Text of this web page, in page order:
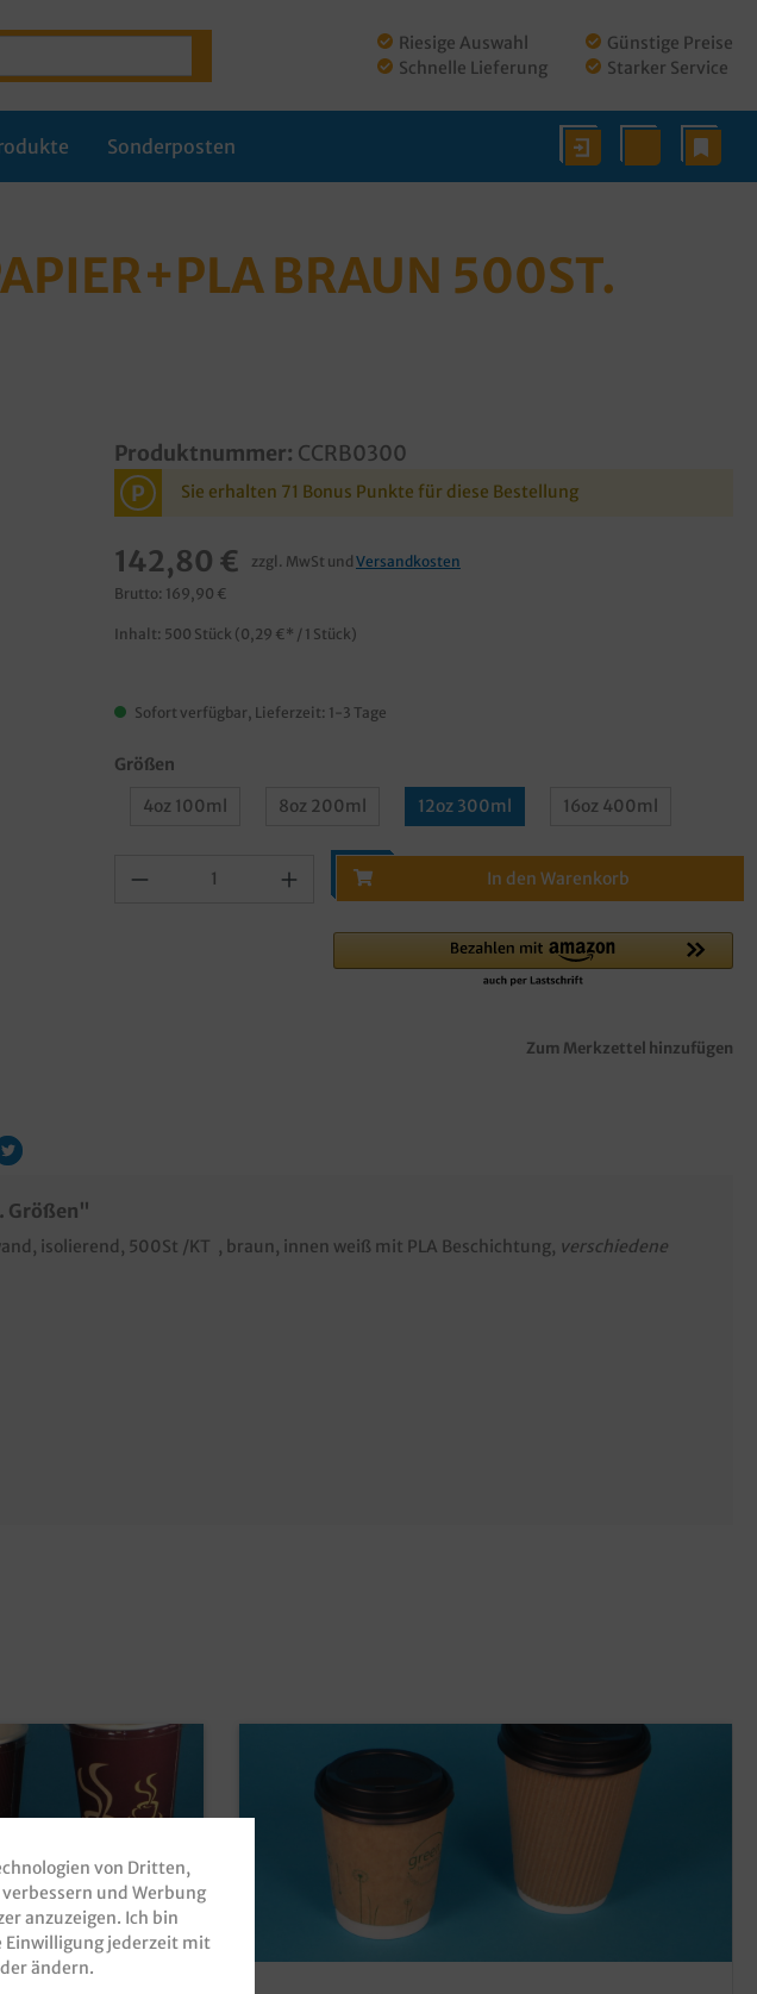
Riesige Auswahl
Schnelle Lieferung
Günstige Preise
Starker Service
Sonderposten
BRAUN 500ST.
Produktnummer: CCRB0300
P Sie erhalten 71 Bonus Punkte für diese Bestellung
142,80 € zzgl. MwSt und Versandkosten
Brutto: 169,90 €
Inhalt: 500 Stück (0,29 €* / 1 Stück)
Sofort verfügbar, Lieferzeit: 1-3 Tage
Größen
4oz 100ml
8oz 200ml 12oz 300ml 16oz 400ml
In den Warenkorb
Zum Merkzettel hinzufügen
Größen"
isolierend, 500St /KT , braun, innen weiß mit PLA Beschichtung, verschiedene
von Dritten,
und Werbung
anzuzeigen. Ich bin
jederzeit mit
ändern.